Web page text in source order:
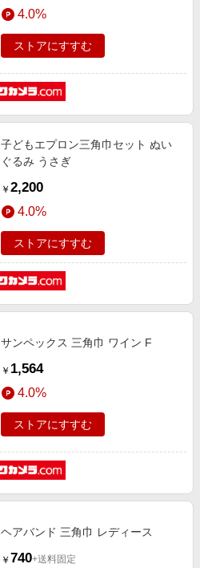
4.0%
ストアにすすむ
子どもエプロン三角巾セット ぬい
ぐるみ うさぎ
￥ 2,200
4.0%
ストアにすすむ
サンペックス 三角巾 ワイン F
￥ 1,564
4.0%
ストアにすすむ
ヘアバンド 三角巾 レディース
￥ 740+送料固定